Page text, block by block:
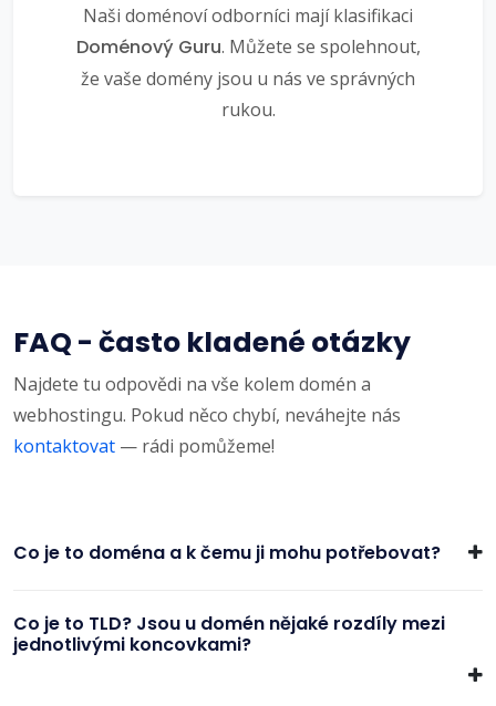
Naši doménoví odborníci mají klasifikaci
Doménový Guru. Můžete se spolehnout,
že vaše domény jsou u nás ve správných
rukou.
FAQ - často kladené otázky
Najdete tu odpovědi na vše kolem domén a
webhostingu. Pokud něco chybí, neváhejte nás
kontaktovat — rádi pomůžeme!
Co je to doména a k čemu ji mohu potřebovat?
Co je to TLD? Jsou u domén nějaké rozdíly mezi
jednotlivými koncovkami?